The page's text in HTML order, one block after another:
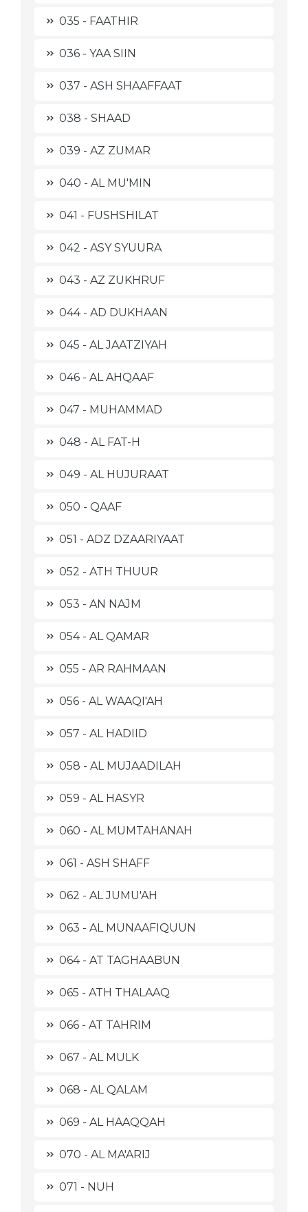
035 - FAATHIR
036 - YAA SIIN
037 - ASH SHAAFFAAT
038 - SHAAD
039 - AZ ZUMAR
040 - AL MU'MIN
041 - FUSHSHILAT
042 - ASY SYUURA
043 - AZ ZUKHRUF
044 - AD DUKHAAN
045 - AL JAATZIYAH
046 - AL AHQAAF
047 - MUHAMMAD
048 - AL FAT-H
049 - AL HUJURAAT
050 - QAAF
051 - ADZ DZAARIYAAT
052 - ATH THUUR
053 - AN NAJM
054 - AL QAMAR
055 - AR RAHMAAN
056 - AL WAAQI'AH
057 - AL HADIID
058 - AL MUJAADILAH
059 - AL HASYR
060 - AL MUMTAHANAH
061 - ASH SHAFF
062 - AL JUMU'AH
063 - AL MUNAAFIQUUN
064 - AT TAGHAABUN
065 - ATH THALAAQ
066 - AT TAHRIM
067 - AL MULK
068 - AL QALAM
069 - AL HAAQQAH
070 - AL MA'ARIJ
071 - NUH